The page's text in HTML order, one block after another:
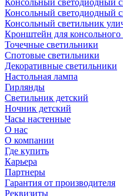
Консольный светодиодный
Консольный светодиодный
Консольный светильник
Кронштейн для консольного
Точечные светильники
Спотовые светильники
Декоративные светильники
Настольная лампа
Гирлянды
Светильник детский
Ночник детский
Часы настенные
О нас
О компании
Где купить
Карьера
Партнеры
Гарантия от производителя
Реквизиты